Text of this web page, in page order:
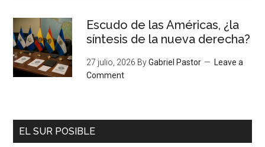
Escudo de las Américas, ¿la
síntesis de la nueva derecha?
27 julio, 2026 ByGabriel Pastor
Leave a
Comment
EL SUR POSIBLE